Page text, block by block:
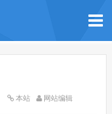
本站 网站编辑